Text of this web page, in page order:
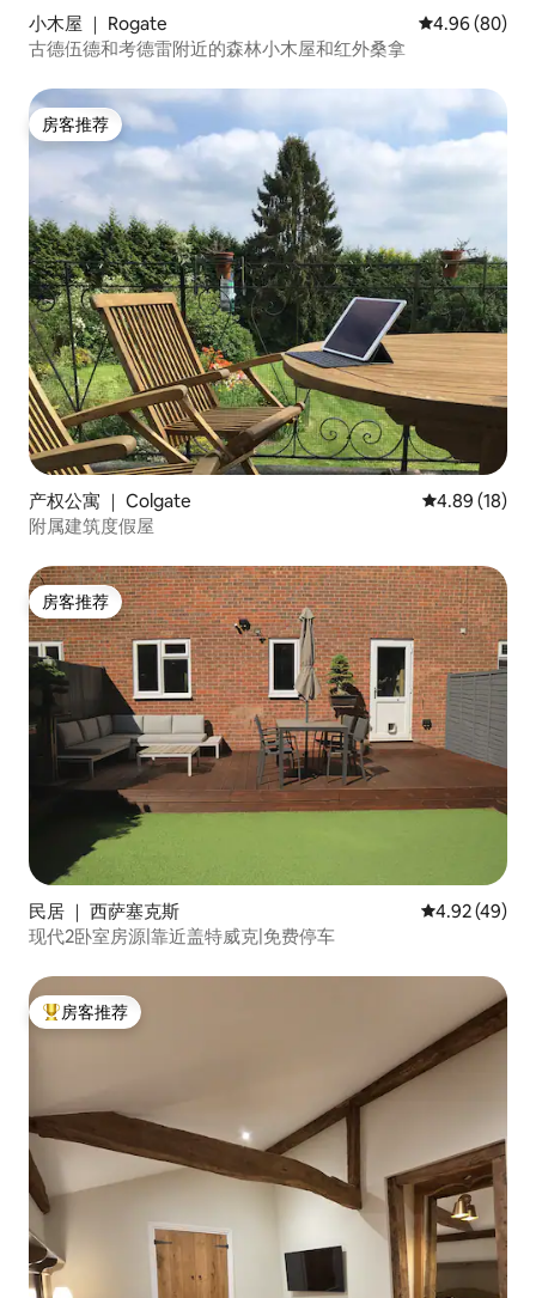
小木屋 ｜ Rogate 平均评分 4.96
4.96 (80)
古德伍德和考德雷附近的森林小木屋和红外桑拿
房客推荐
房客推荐
产权公寓 ｜ Colgate 平均评分
4.89 (18)
附属建筑度假屋
房客推荐
房客推荐
民居 ｜ 西萨塞克斯 平均评分
4.92 (49)
现代2卧室房源|靠近盖特威克|免费停车
热门「房客推荐」
房客推荐